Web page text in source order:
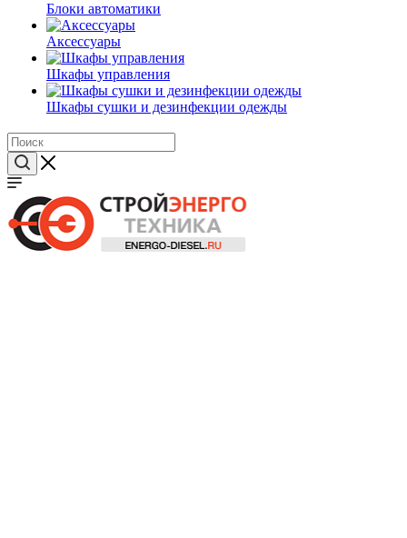
Блоки автоматики
Аксессуары
Шкафы управления
Шкафы сушки и дезинфекции одежды